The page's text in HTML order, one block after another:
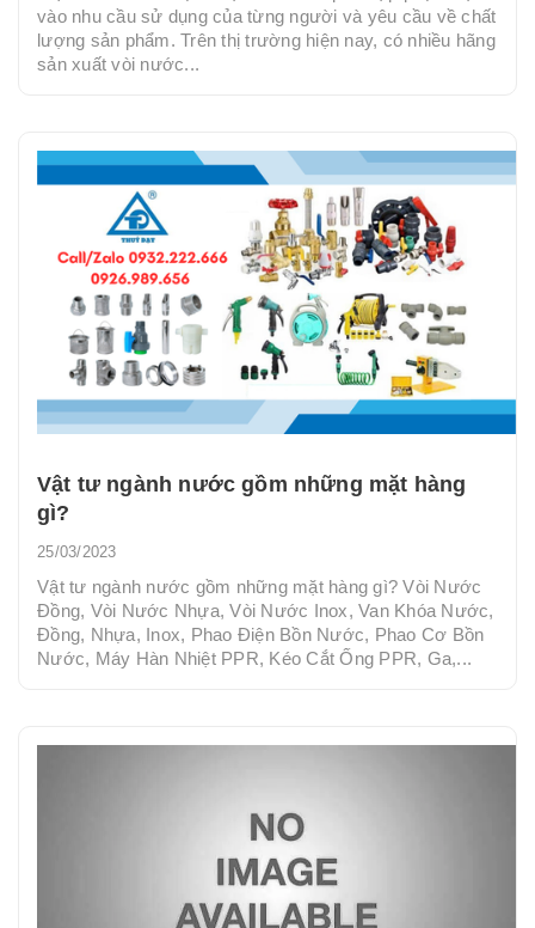
vào nhu cầu sử dụng của từng người và yêu cầu về chất
lượng sản phẩm. Trên thị trường hiện nay, có nhiều hãng
sản xuất vòi nước...
Vật tư ngành nước gồm những mặt hàng
gì?
25/03/2023
Vật tư ngành nước gồm những mặt hàng gì? Vòi Nước
Đồng, Vòi Nước Nhựa, Vòi Nước Inox, Van Khóa Nước,
Đồng, Nhựa, Inox, Phao Điện Bồn Nước, Phao Cơ Bồn
Nước, Máy Hàn Nhiệt PPR, Kéo Cắt Ống PPR, Ga,...